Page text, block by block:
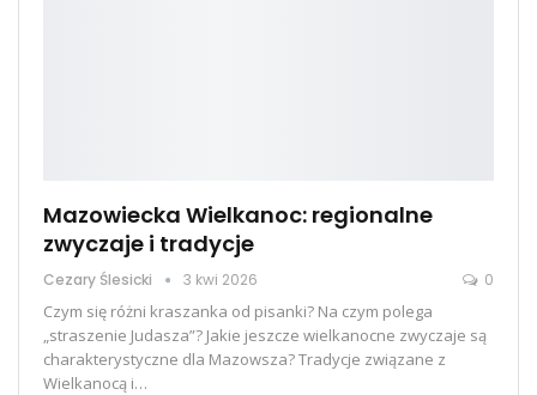
Mazowiecka Wielkanoc: regionalne
zwyczaje i tradycje
Cezary Ślesicki 3 kwi 2026 0
Czym się różni kraszanka od pisanki? Na czym polega
„straszenie Judasza”? Jakie jeszcze wielkanocne zwyczaje są
charakterystyczne dla Mazowsza?Tradycje związane z
Wielkanocą i…